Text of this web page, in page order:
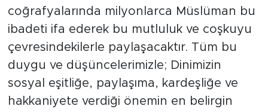
coğrafyalarında milyonlarca Müslüman bu
ibadeti ifa ederek bu mutluluk ve coşkuyu
çevresindekilerle paylaşacaktır. Tüm bu
duygu ve düşüncelerimizle; Dinimizin
sosyal eşitliğe, paylaşıma, kardeşliğe ve
hakkaniyete verdiği önemin en belirgin